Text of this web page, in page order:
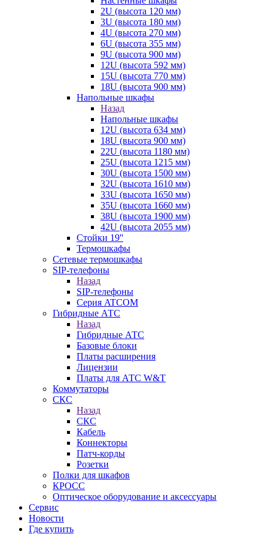
2U (высота 120 мм)
3U (высота 180 мм)
4U (высота 270 мм)
6U (высота 355 мм)
9U (высота 900 мм)
12U (высота 592 мм)
15U (высота 770 мм)
18U (высота 900 мм)
Напольные шкафы
Назад
Напольные шкафы
12U (высота 634 мм)
18U (высота 900 мм)
22U (высота 1180 мм)
25U (высота 1215 мм)
30U (высота 1500 мм)
32U (высота 1610 мм)
33U (высота 1650 мм)
35U (высота 1660 мм)
38U (высота 1900 мм)
42U (высота 2055 мм)
Стойки 19''
Термошкафы
Сетевые термошкафы
SIP-телефоны
Назад
SIP-телефоны
Серия ATCOM
Гибридные АТС
Назад
Гибридные АТС
Базовые блоки
Платы расширения
Лицензии
Платы для АТС W&T
Коммутаторы
СКС
Назад
СКС
Кабель
Коннекторы
Патч-корды
Розетки
Полки для шкафов
КРОСС
Оптическое оборудование и аксессуары
Сервис
Новости
Где купить